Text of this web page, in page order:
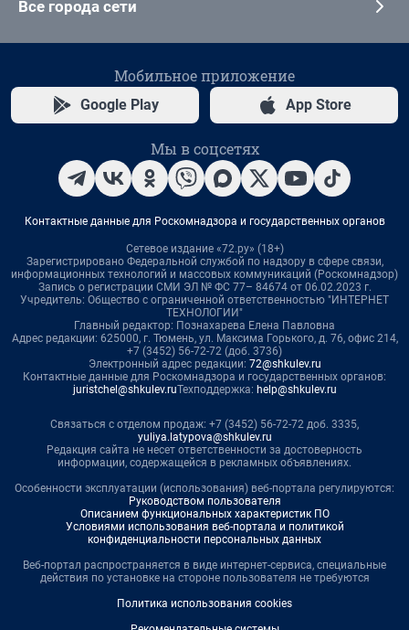
Все города сети
Мобильное приложение
Google Play App Store
Мы в соцсетях
Контактные данные для Роскомнадзора и государственных органов
Сетевое издание «72.ру» (18+)
Зарегистрировано Федеральной службой по надзору в сфере связи,
информационных технологий и массовых коммуникаций (Роскомнадзор)
Запись о регистрации СМИ ЭЛ № ФС 77– 84674 от 06.02.2023 г.
Учредитель: Общество с ограниченной ответственностью "ИНТЕРНЕТ
ТЕХНОЛОГИИ"
Главный редактор: Познахарева Елена Павловна
Адрес редакции: 625000, г. Тюмень, ул. Максима Горького, д. 76, офис 214,
+7 (3452) 56-72-72 (доб. 3736)
Электронный адрес редакции: 72@shkulev.ru
Контактные данные для Роскомнадзора и государственных органов:
juristchel@shkulev.ruТехподдержка: help@shkulev.ru
Связаться с отделом продаж: +7 (3452) 56-72-72 доб. 3335,
yuliya.latypova@shkulev.ru
Редакция сайта не несет ответственности за достоверность
информации, содержащейся в рекламных объявлениях.
Особенности эксплуатации (использования) веб-портала регулируются:
Руководством пользователя
Описанием функциональных характеристик ПО
Условиями использования веб-портала и политикой
конфиденциальности персональных данных
Веб-портал распространяется в виде интернет-сервиса, специальные
действия по установке на стороне пользователя не требуются
Политика использования cookies